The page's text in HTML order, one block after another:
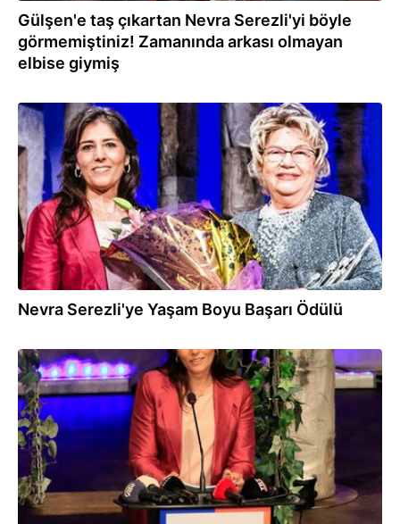
Gülşen'e taş çıkartan Nevra Serezli'yi böyle
görmemiştiniz! Zamanında arkası olmayan
elbise giymiş
26.05.2021
Nevra Serezli'ye Yaşam Boyu Başarı Ödülü
24.05.2021